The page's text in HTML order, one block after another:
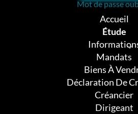
Mot de passe
Accueil
Étude
Mandats
Biens À
Déclaration De
Créancier
Dirigeant